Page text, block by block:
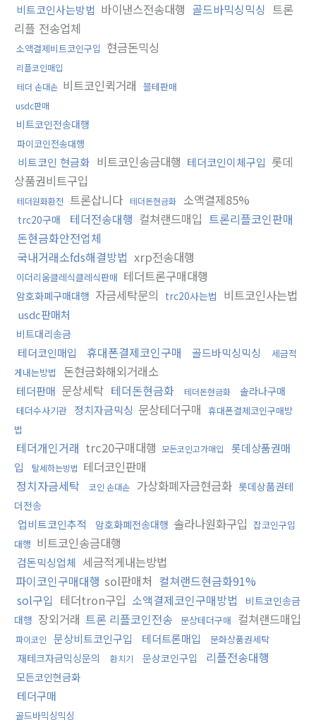
비트코인사는방법 바이낸스전송대행 골드바믹싱믹싱 트론
리플 전송업체
소액결제비트코인구입 현금돈믹싱
리플코인매입
테더 손대손 비트코인퀵거래 블테판매
usdc판매
비트코인전송대행
파이코인전송대행
비트코인 현금화 비트코인송금대행 테더코인이체구입 롯데
상품권비트구입
테더원화환전 트론삽니다 테더돈현금화 소액결제85%
trc20구매 테더전송대행 컬쳐랜드매입 트론리플코인판매
돈현금화안전업체
국내거래소fds해결방법 xrp전송대행
이더리움클레식클레식판매 테더트론구매대행
암호화폐구매대행 자금세탁문의 trc20사는법 비트코인사는법
usdc판매처
비트대리송금
테더코인매입 휴대폰결제코인구매 골드바믹싱믹싱
세금적
게내는방법
돈현금화해외거래소
테더판매 문상세탁 테더돈현금화 테더돈현금화 솔라나구매
테더수사기관 정치자금믹싱 문상테더구매 휴대폰결제코인구매방
법
테더개인거래 trc20구매대행 모든코인고가매입
롯데상품권매
입
탈세하는방법 테더코인판매
정치자금세탁
코인 손대손 가상화폐자금현금화 롯데상품권테
더전송
업비트코인추적 암호화폐전송대행 솔라나원화구입 잡코인구입
대행 비트코인송금대행
검돈믹싱업체 세금적게내는방법
파이코인구매대행 sol판매처 컬쳐랜드현금화91%
sol구입 테더tron구입 소액결제코인구매방법
비트코인송금
대행 장외거래 트론 리플코인전송 문상테더구매 컬쳐랜드매입
파이코인 문상비트코인구입 테더트론매입 문화상품권세탁
재테크자금믹싱문의 환치기 문상코인구입 리플전송대행
모든코인현금화
테더구매
골드바믹싱믹싱